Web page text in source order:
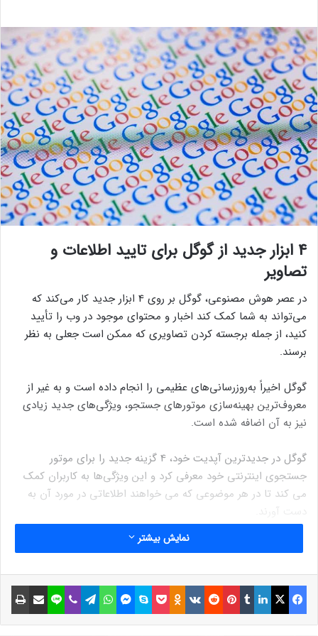
4 ابزار جدید از گوگل برای تایید اطلاعات و
تصاویر
در عصر هوش مصنوعی، گوگل بر روی 4 ابزار جدید کار می‌کند که
می‌تواند به شما کمک کند اخبار و محتوای موجود در وب را تأیید
کنید، از جمله برجسته کردن تصاویری که ممکن است جعلی به نظر
برسند.
گوگل اخیراً به‌روزرسانی‌های عظیمی را انجام داده است و به غیر از
معروف‌ترین بهینه‌سازی موتورهای جستجو، ویژگی‌های جدید زیادی
نیز به آن اضافه شده است.
گوگل در جدیدترین آپدیت خود، 4 گزینه جدید را برای موتور
جستجوی اینترنتی خود معرفی کرد و این ویژگی‌ها به کاربران کمک
می کند تا در هر موضوعی که می خواهند اطلاعاتی در مورد آن به
دست آورند.
گزینه تایید
کند که با وجود انتشار شایعات و اخبار کذب فراوان در اینترنت، صحت
هر اطلاعاتی را بررسی کنند.
نمایش بیشتر
فیسبوک ایکس لینکداین تامبلر پینتریست Reddit
VKontakte
Odnoklassniki پاکت اسکایپ مسنجر واتس آپ تلگرام وایبر لاین اشتراک گذاری با ایمیل